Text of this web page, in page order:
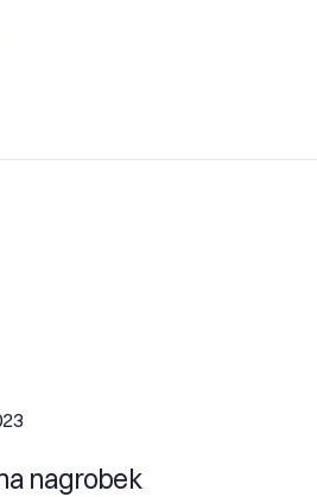
nagrobek